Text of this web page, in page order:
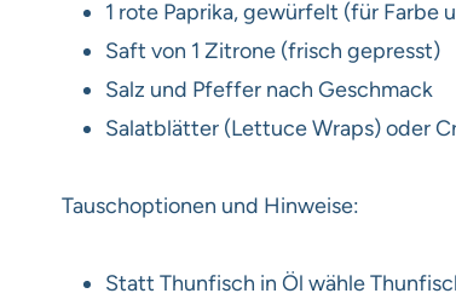
1 rote Paprika, gewürfelt (für Farbe
Saft von 1 Zitrone (frisch gepresst)
Salz und Pfeffer nach Geschmack
Salatblätter (Lettuce Wraps) oder
Tauschoptionen und Hinweise:
Statt Thunfisch in Öl wähle